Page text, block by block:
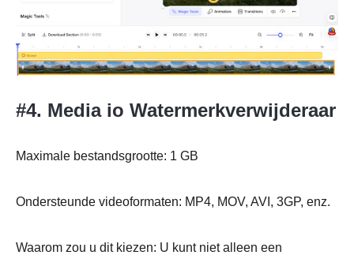
#4. Media io Watermerkverwijderaar
Maximale bestandsgrootte: 1 GB
Ondersteunde videoformaten: MP4, MOV, AVI, 3GP, enz.
Waarom zou u dit kiezen: U kunt niet alleen een